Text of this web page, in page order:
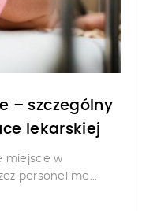
– szczególny
lekarskiej
miejsce w
personel me...